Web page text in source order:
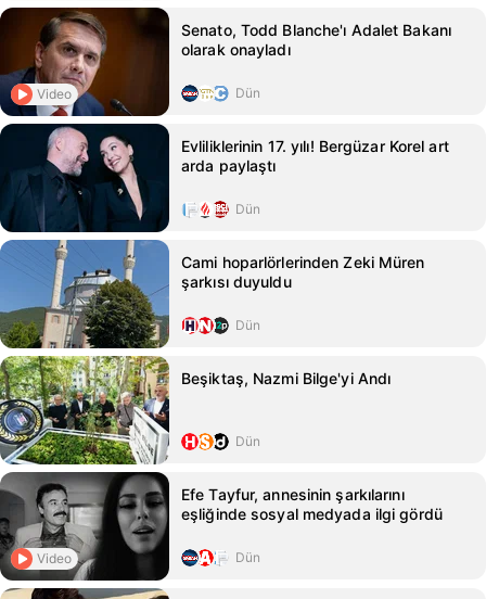
Video
Senato, Todd Blanche'ı Adalet Bakanı
olarak onayladı
Dün
Evliliklerinin 17. yılı! Bergüzar Korel art
arda paylaştı
Dün
Cami hoparlörlerinden Zeki Müren
şarkısı duyuldu
Dün
Beşiktaş, Nazmi Bilge'yi Andı
Dün
Video
Efe Tayfur, annesinin şarkılarını
eşliğinde sosyal medyada ilgi gördü
Dün